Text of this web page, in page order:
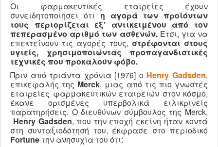
ΒΙΒΛΙΑ
ΟΙΚΟΝΟΜΙΑ
ΠΌΛΕΜΟΣ ΟΥΚΡΑΝΊΑ
Οι φαρμακευτικές εταιρείες έχουν
συνειδητοποιήσει ότι η αγορά των προϊόντων
τους περιορίζεται εξ’ αντικειμένου από τον
πεπερασμένο αριθμό των ασθενών.Έτσι, για να
επεκτείνουν τις αγορές τους, στρέφονται στους
υγιείς, χρησιμοποιώντας προπαγανδιστικές
τεχνικές που προκαλούν φόβο.
Πριν από τριάντα χρόνια [1976] ο Henry Gadsden,
επικεφαλής της Merck, μιας από τις πιο γνωστές
εταιρείες φαρμακευτικών εταιρειών στον κόσμο,
έκανε ορισμένες υπερβολικά ειλικρινείς
παρατηρήσεις. Ο διευθύνων σύμβουλος της Merck,
Henry Gadsden, που την εποχή εκείνη ήταν κοντά
στη συνταξιοδότησή του, έκφρασε στο περιοδικό
Fortune την ανησυχία του ότι: